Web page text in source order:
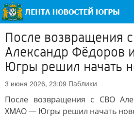
После возвращения
Александр
Югры решил начать
3 июня 2026, 23:09 Паблики
После возвращения с СВО
ХМАО — Югры решил начать